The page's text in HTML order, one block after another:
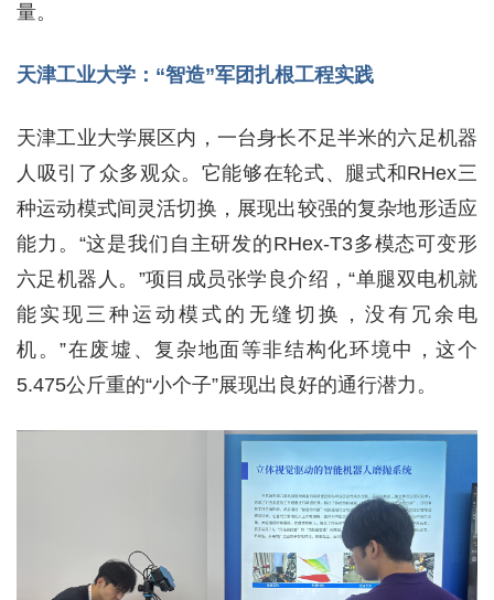
量。
天津工业大学：“智造”军团扎根工程实践
天津工业大学展区内，一台身长不足半米的六足机器
人吸引了众多观众。它能够在轮式、腿式和RHex三
种运动模式间灵活切换，展现出较强的复杂地形适应
能力。“这是我们自主研发的RHex-T3多模态可变形
六足机器人。”项目成员张学良介绍，“单腿双电机就
能实现三种运动模式的无缝切换，没有冗余电
机。”在废墟、复杂地面等非结构化环境中，这个
5.475公斤重的“小个子”展现出良好的通行潜力。